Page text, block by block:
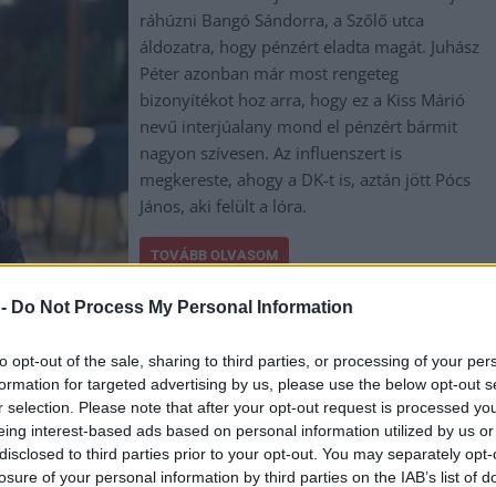
Do Not Process My Personal Information
opt-out of the sale, sharing to third parties, or processing of your
for targeted advertising by us, please use the below opt-out
selection. Please note that after your opt-out request is processed
interest-based ads based on personal information utilized by us
to third parties prior to your opt-out. You may separately
of your personal information by third parties on the IAB’s list of
ráhúzni Bangó Sándorra, a Szőlő utca
áldozatra, hogy pénzért eladta magát. Juhász
Péter azonban már most rengeteg
bizonyítékot hoz arra, hogy ez a Kiss Márió
nevű interjúalany mond el pénzért bármit
nagyon szívesen. Az influenszert is
megkereste, ahogy a DK-t is, aztán jött Pócs
János, aki felült a lóra.
TOVÁBB OLVASOM
feljelentik rágalmazás miatt, friss